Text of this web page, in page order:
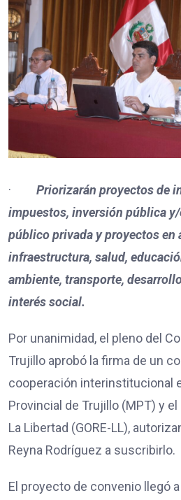
· Priorizarán proyectos de
impuestos, inversión pública
público privada y proyectos en
infraestructura, salud,
ambiente, transporte,
interés social.
Por unanimidad, el pleno del
Trujillo aprobó la firma de un
cooperación interinstitucional
Provincial de Trujillo (MPT) y
La Libertad (GORE-LL),
Reyna Rodríguez a suscribirlo.
El proyecto de convenio llegó